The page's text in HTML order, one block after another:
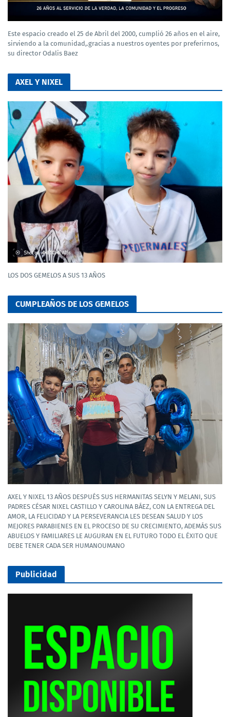
Este espacio creado el 25 de Abril del 2000, cumplió 26 años en el aire,
sirviendo a la comunidad,.gracias a nuestros oyentes por preferirnos,
su director Odalis Baez
AXEL Y NIXEL
LOS DOS GEMELOS A SUS 13 AÑOS
CUMPLEAÑOS DE LOS GEMELOS
AXEL Y NIXEL 13 AÑOS DESPUÉS SUS HERMANITAS SELYN Y MELANI, SUS
PADRES CÉSAR NIXEL CASTILLO Y CAROLINA BÁEZ, CON LA ENTREGA DEL
AMOR, LA FELICIDAD Y LA PERSEVERANCIA LES DESEAN SALUD Y LOS
MEJORES PARABIENES EN EL PROCESO DE SU CRECIMIENTO, ADEMÁS SUS
ABUELOS Y FAMILIARES LE AUGURAN EN EL FUTURO TODO EL ÉXITO QUE
DEBE TENER CADA SER HUMANOUMANO
Publicidad